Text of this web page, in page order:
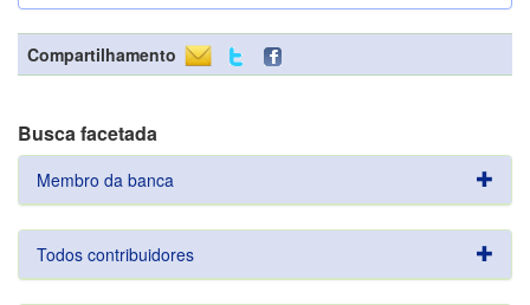
Compartilhamento
Busca facetada
Membro da banca
Todos contribuidores